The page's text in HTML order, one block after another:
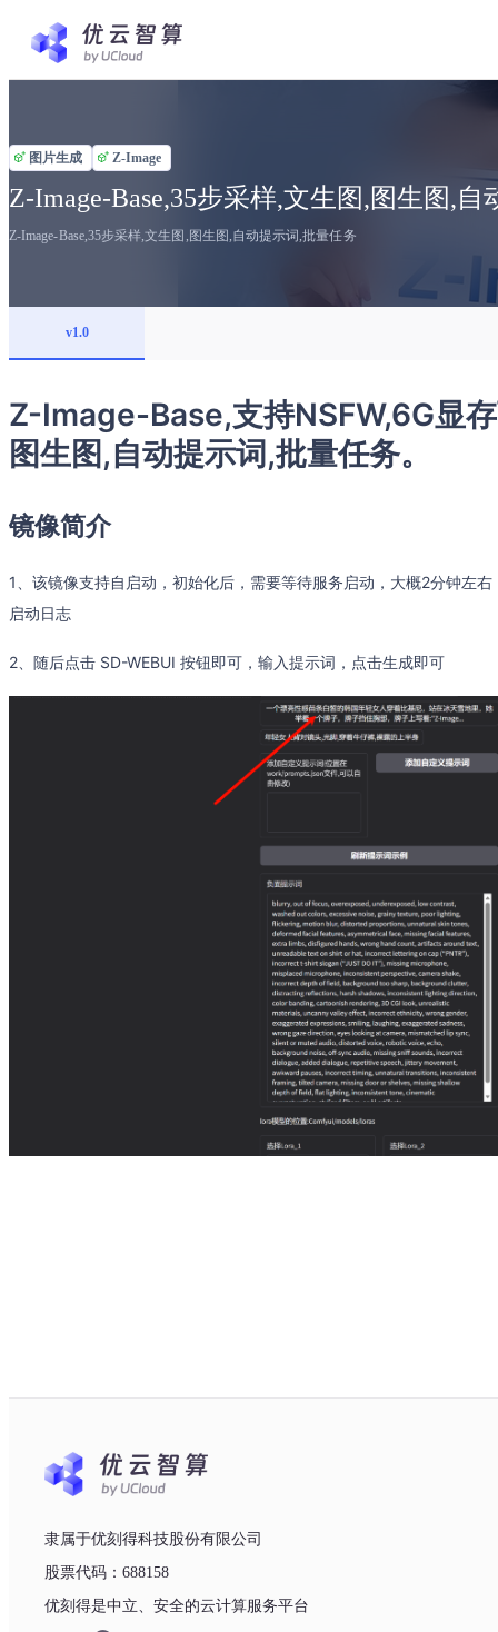
图片生成 Z-Image
Z-Image-Base,35步采样,文生图,图生图,
Z-Image-Base,35步采样,文生图,图生图,自动提示词,批量任务
v1.0
Z-Image-Base,支持NSFW,6G显
图生图,自动提示词,批量任务。
镜像简介
1、该镜像支持自启动，初始化后，需要等待服务启动，大概2分钟
启动日志
2、随后点击 SD-WEBUI 按钮即可，输入提示词，点击生成即可
隶属于优刻得科技股份有限公司
股票代码：688158
优刻得是中立、安全的云计算服务平台